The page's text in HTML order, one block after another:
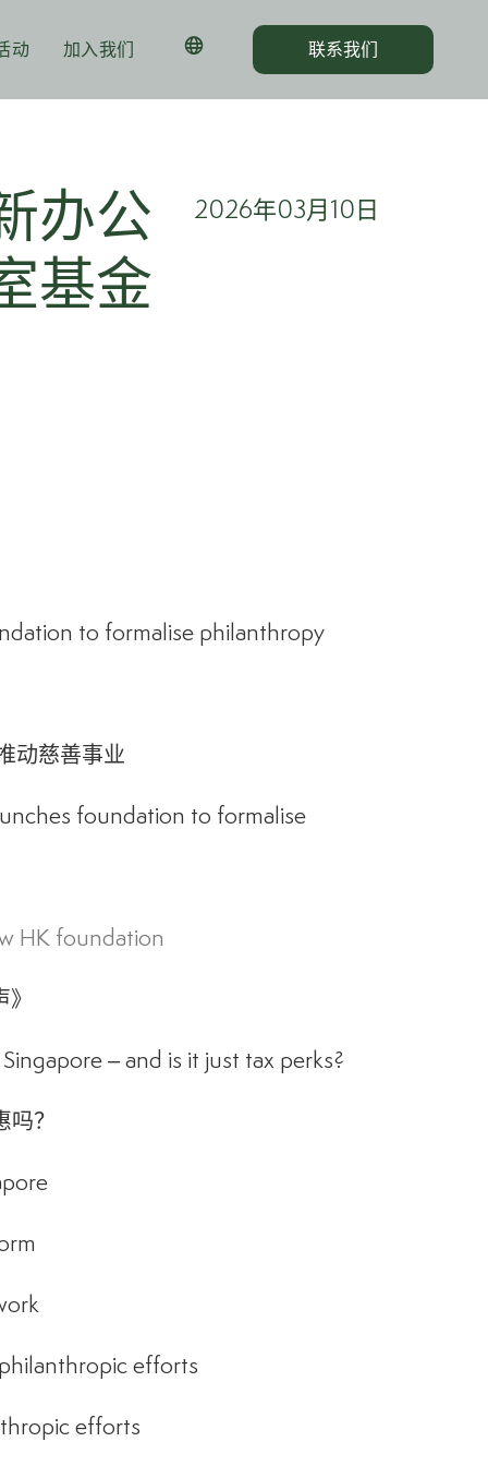
联系我们
动 加入我们
办公
基金
2026年03月10日
to formalise philanthropy
动慈善事业
foundation to formalise
HK foundation
– and is it just tax perks?
？
efforts
efforts